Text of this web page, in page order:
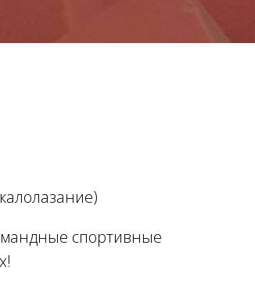
спортивные